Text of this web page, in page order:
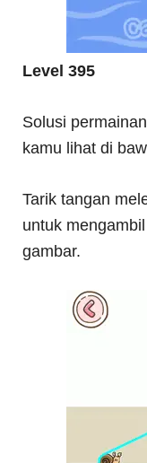
Level 395
Solusi
kamu lihat di
Tarik tangan
untuk
gambar.